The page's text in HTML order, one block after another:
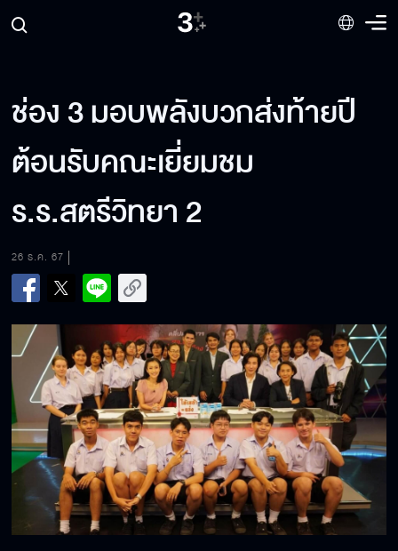
ช่อง 3 มอบพลังบวกส่งท้ายปี
ต้อนรับคณะเยี่ยมชม
ร.ร.สตรีวิทยา 2
26 ธ.ค. 67